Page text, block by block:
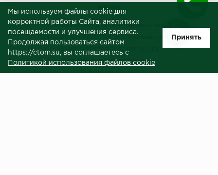
МЕНЮ
Политика обработки персональных данных
Согласие на обработку персональных данных
Пользовательское соглашение
Публичная оферта
Мы используем файлы cookie для
корректной работы Сайта, аналитики
посещаемости и улучшения сервиса.
Продолжая пользоваться сайтом
https://ctom.su, вы соглашаетесь с
Политикой использования файлов cookie
Принять